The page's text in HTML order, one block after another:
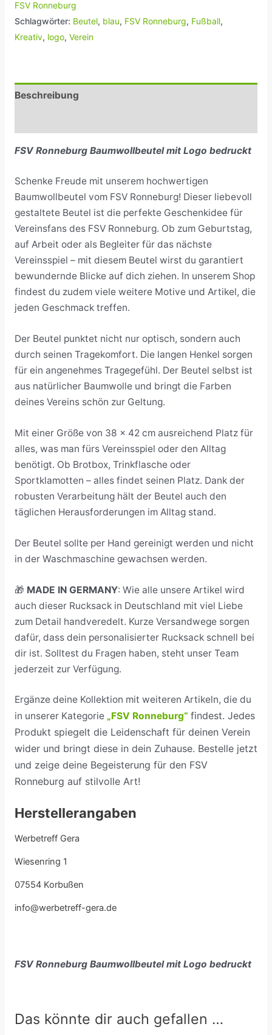
FSV Ronneburg
Schlagwörter: Beutel, blau, FSV Ronneburg, Fußball,
Kreativ, logo, Verein
Beschreibung
FSV Ronneburg Baumwollbeutel mit Logo bedruckt
Schenke Freude mit unserem hochwertigen
Baumwollbeutel vom FSV Ronneburg! Dieser liebevoll
gestaltete Beutel ist die perfekte Geschenkidee für
Vereinsfans des FSV Ronneburg. Ob zum Geburtstag,
auf Arbeit oder als Begleiter für das nächste
Vereinsspiel – mit diesem Beutel wirst du garantiert
bewundernde Blicke auf dich ziehen. In unserem Shop
findest du zudem viele weitere Motive und Artikel, die
jeden Geschmack treffen.
Der Beutel punktet nicht nur optisch, sondern auch
durch seinen Tragekomfort. Die langen Henkel sorgen
für ein angenehmes Tragegefühl. Der Beutel selbst ist
aus natürlicher Baumwolle und bringt die Farben
deines Vereins schön zur Geltung.
Mit einer Größe von 38 x 42 cm ausreichend Platz für
alles, was man fürs Vereinsspiel oder den Alltag
benötigt. Ob Brotbox, Trinkflasche oder
Sportklamotten – alles findet seinen Platz. Dank der
robusten Verarbeitung hält der Beutel auch den
täglichen Herausforderungen im Alltag stand.
Der Beutel sollte per Hand gereinigt werden und nicht
in der Waschmaschine gewachsen werden.
🎁 MADE IN GERMANY: Wie alle unsere Artikel wird
auch dieser Rucksack in Deutschland mit viel Liebe
zum Detail handveredelt. Kurze Versandwege sorgen
dafür, dass dein personalisierter Rucksack schnell bei
dir ist. Solltest du Fragen haben, steht unser Team
jederzeit zur Verfügung.
Ergänze deine Kollektion mit weiteren Artikeln, die du
in unserer Kategorie „FSV Ronneburg“ findest. Jedes
Produkt spiegelt die Leidenschaft für deinen Verein
wider und bringt diese in dein Zuhause. Bestelle jetzt
und zeige deine Begeisterung für den FSV
Ronneburg auf stilvolle Art!
Herstellerangaben
Werbetreff Gera
Wiesenring 1
07554 Korbußen
info@werbetreff-gera.de
FSV Ronneburg Baumwollbeutel mit Logo bedruckt
Das könnte dir auch gefallen …